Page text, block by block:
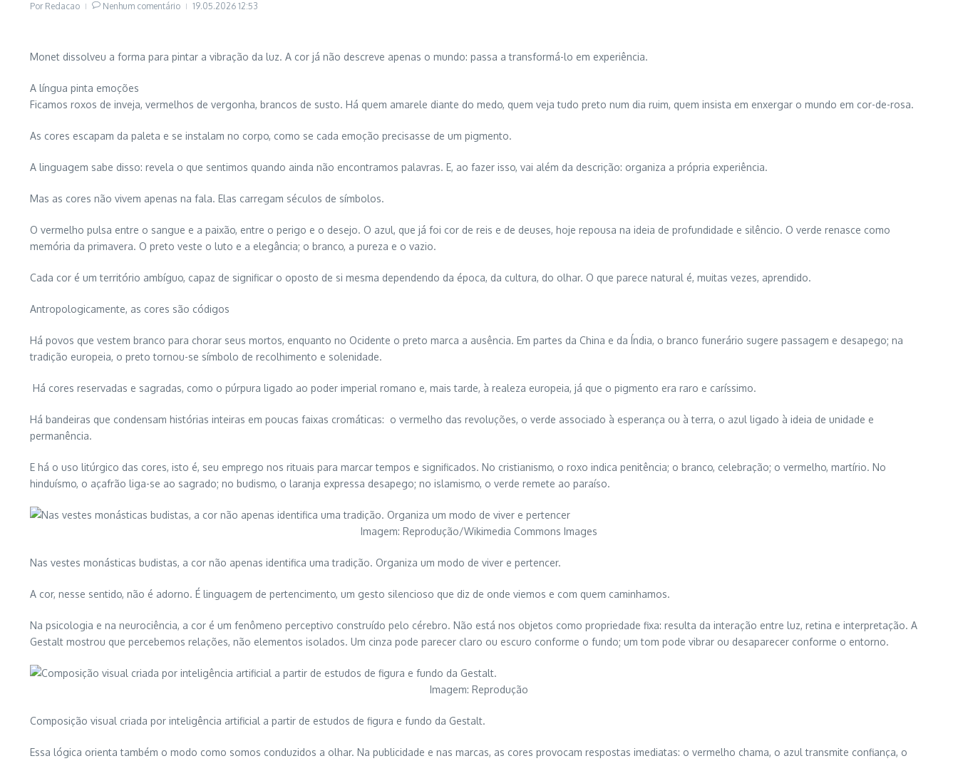
Por Redacao Nenhum comentário 19.05.2026 12:53
Monet dissolveu a forma para pintar a vibração da luz. A cor já não descreve apenas o mundo: passa a transformá-lo em experiência.
A língua pinta emoções
Ficamos roxos de inveja, vermelhos de vergonha, brancos de susto. Há quem amarele diante do medo, quem veja tudo preto num dia ruim, quem insista em enxergar o mundo em cor-de-rosa.
As cores escapam da paleta e se instalam no corpo, como se cada emoção precisasse de um pigmento.
A linguagem sabe disso: revela o que sentimos quando ainda não encontramos palavras. E, ao fazer isso, vai além da descrição: organiza a própria experiência.
Mas as cores não vivem apenas na fala. Elas carregam séculos de símbolos.
O vermelho pulsa entre o sangue e a paixão, entre o perigo e o desejo. O azul, que já foi cor de reis e de deuses, hoje repousa na ideia de profundidade e silêncio. O verde renasce como
memória da primavera. O preto veste o luto e a elegância; o branco, a pureza e o vazio.
Cada cor é um território ambíguo, capaz de significar o oposto de si mesma dependendo da época, da cultura, do olhar. O que parece natural é, muitas vezes, aprendido.
Antropologicamente, as cores são códigos
Há povos que vestem branco para chorar seus mortos, enquanto no Ocidente o preto marca a ausência. Em partes da China e da Índia, o branco funerário sugere passagem e desapego; na
tradição europeia, o preto tornou-se símbolo de recolhimento e solenidade.
Há cores reservadas e sagradas, como o púrpura ligado ao poder imperial romano e, mais tarde, à realeza europeia, já que o pigmento era raro e caríssimo.
Há bandeiras que condensam histórias inteiras em poucas faixas cromáticas: o vermelho das revoluções, o verde associado à esperança ou à terra, o azul ligado à ideia de unidade e
permanência.
E há o uso litúrgico das cores, isto é, seu emprego nos rituais para marcar tempos e significados. No cristianismo, o roxo indica penitência; o branco, celebração; o vermelho, martírio. No
hinduísmo, o açafrão liga-se ao sagrado; no budismo, o laranja expressa desapego; no islamismo, o verde remete ao paraíso.
Imagem: Reprodução/Wikimedia Commons Images
Nas vestes monásticas budistas, a cor não apenas identifica uma tradição. Organiza um modo de viver e pertencer.
A cor, nesse sentido, não é adorno. É linguagem de pertencimento, um gesto silencioso que diz de onde viemos e com quem caminhamos.
Na psicologia e na neurociência, a cor é um fenômeno perceptivo construído pelo cérebro. Não está nos objetos como propriedade fixa: resulta da interação entre luz, retina e interpretação. A
Gestalt mostrou que percebemos relações, não elementos isolados. Um cinza pode parecer claro ou escuro conforme o fundo; um tom pode vibrar ou desaparecer conforme o entorno.
Imagem: Reprodução
Composição visual criada por inteligência artificial a partir de estudos de figura e fundo da Gestalt.
Essa lógica orienta também o modo como somos conduzidos a olhar. Na publicidade e nas marcas, as cores provocam respostas imediatas: o vermelho chama, o azul transmite confiança, o